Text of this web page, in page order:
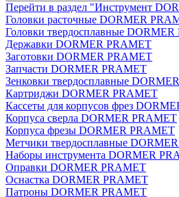
Перейти в раздел "Инструмент
Головки расточные DORMER
Головки твердосплавные
Державки DORMER PRAMET
Заготовки DORMER PRAMET
Запчасти DORMER PRAMET
Зенковки твердосплавные
Картриджи DORMER PRAMET
Кассеты для корпусов фрез
Корпуса сверла DORMER PRAMET
Корпуса фрезы DORMER PRAMET
Метчики твердосплавные
Наборы инструмента DORMER
Оправки DORMER PRAMET
Оснастка DORMER PRAMET
Патроны DORMER PRAMET